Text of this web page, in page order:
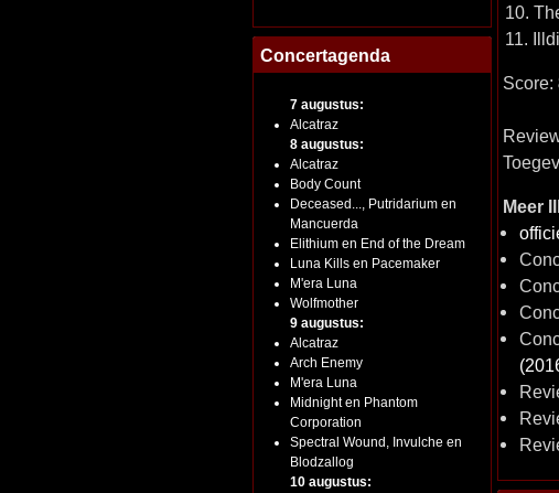
Concertagenda
7 augustus:
Alcatraz
8 augustus:
Alcatraz
Body Count
Deceased..., Putridarium en
Mancuerda
Elithium en End of the Dream
Luna Kills en Pacemaker
M'era Luna
Wolfmother
9 augustus:
Alcatraz
Arch Enemy
M'era Luna
Midnight en Phantom
Corporation
Spectral Wound, Invulche en
Blodzallog
10 augustus:
10.
11.
Score:
Meer